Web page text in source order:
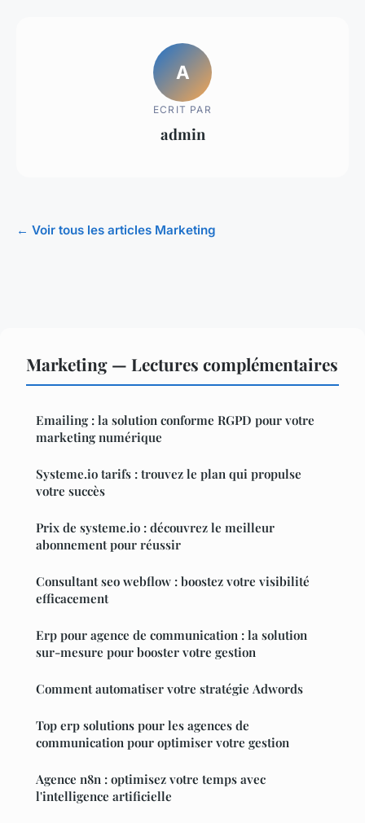
A
ECRIT PAR
admin
← Voir tous les articles Marketing
Marketing — Lectures complémentaires
Emailing : la solution conforme RGPD pour votre
marketing numérique
Systeme.io tarifs : trouvez le plan qui propulse
votre succès
Prix de systeme.io : découvrez le meilleur
abonnement pour réussir
Consultant seo webflow : boostez votre visibilité
efficacement
Erp pour agence de communication : la solution
sur-mesure pour booster votre gestion
Comment automatiser votre stratégie Adwords
Top erp solutions pour les agences de
communication pour optimiser votre gestion
Agence n8n : optimisez votre temps avec
l'intelligence artificielle